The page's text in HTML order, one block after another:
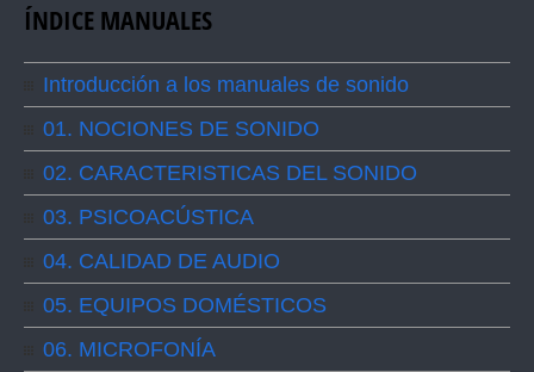
ÍNDICE MANUALES
Introducción a los manuales de sonido
01. NOCIONES DE SONIDO
02. CARACTERISTICAS DEL SONIDO
03. PSICOACÚSTICA
04. CALIDAD DE AUDIO
05. EQUIPOS DOMÉSTICOS
06. MICROFONÍA